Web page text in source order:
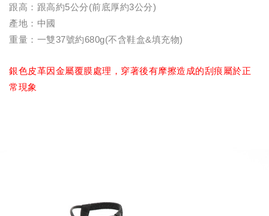
跟高：跟高約5公分(前底厚約3公分)
產地：中國
重量：一雙37號約680g(不含鞋盒&填充物)
銀色皮革因金屬覆膜處理，穿著後有摩擦造成的刮痕屬於正
常現象